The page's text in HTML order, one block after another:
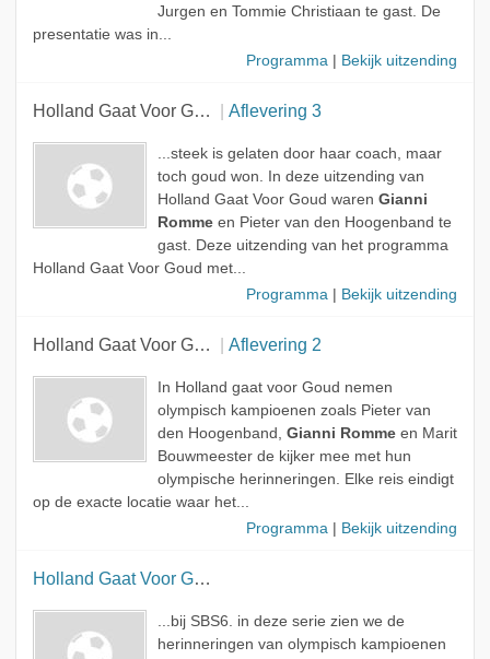
Jurgen en Tommie Christiaan te gast. De
presentatie was in...
Programma
Bekijk uitzending
Holland Gaat Voor Goud Aflevering 3
...steek is gelaten door haar coach, maar
toch goud won. In deze uitzending van
Holland Gaat Voor Goud waren Gianni
Rommeen Pieter van den Hoogenband te
gast. Deze uitzending van het programma
Holland Gaat Voor Goud met...
Programma
Bekijk uitzending
Holland Gaat Voor Goud Aflevering 2
In Holland gaat voor Goud nemen
olympisch kampioenen zoals Pieter van
den Hoogenband, Gianni Rommeen Marit
Bouwmeester de kijker mee met hun
olympische herinneringen. Elke reis eindigt
op de exacte locatie waar het...
Programma
Bekijk uitzending
Holland Gaat Voor Goud
...bij SBS6. in deze serie zien we de
herinneringen van olympisch kampioenen